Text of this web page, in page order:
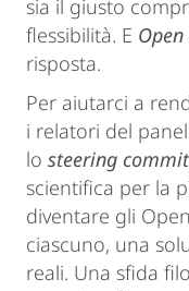
sia il giusto
flessibilità. E
risposta.
Per aiutarci a
i relatori del
lo steering
scientifica per la
diventare gli
ciascuno, una
reali. Una sfida